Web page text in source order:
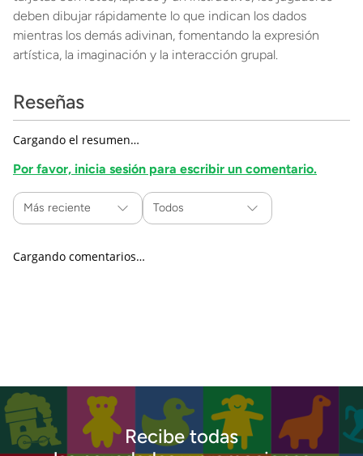
deben dibujar rápidamente lo que indican los dados
mientras los demás adivinan, fomentando la expresión
artística, la imaginación y la interacción grupal.
Reseñas
Cargando el resumen…
Por favor, inicia sesión para escribir un comentario.
Más reciente Todos
Cargando comentarios…
Recibe todas